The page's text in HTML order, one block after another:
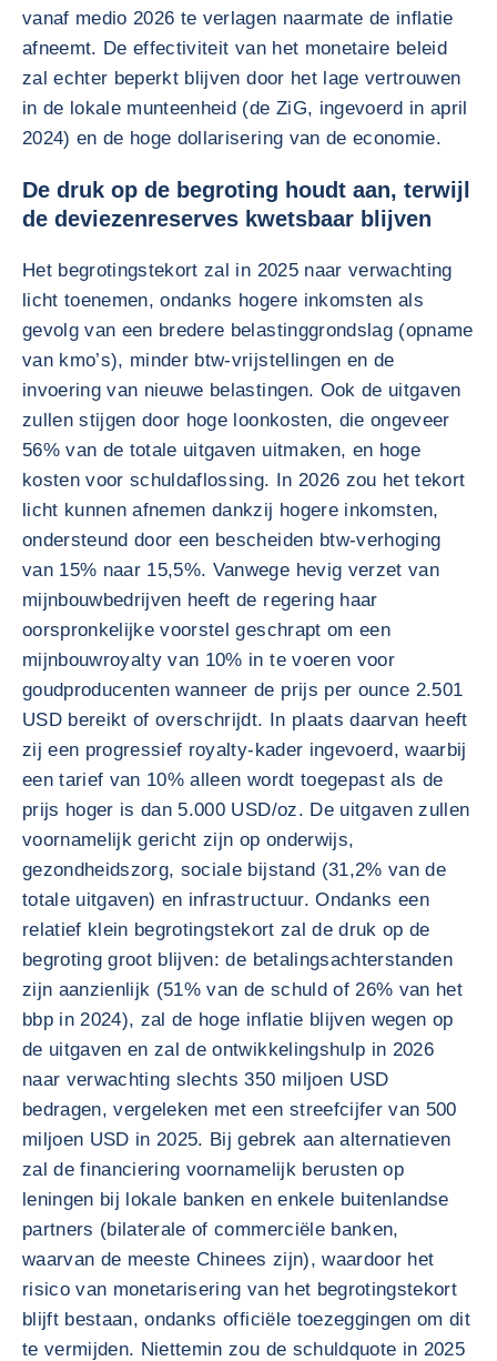
vanaf medio 2026 te verlagen naarmate de inflatie
afneemt. De effectiviteit van het monetaire beleid
zal echter beperkt blijven door het lage vertrouwen
in de lokale munteenheid (de ZiG, ingevoerd in april
2024) en de hoge dollarisering van de economie.
De druk op de begroting houdt aan, terwijl
de deviezenreserves kwetsbaar blijven
Het begrotingstekort zal in 2025 naar verwachting
licht toenemen, ondanks hogere inkomsten als
gevolg van een bredere belastinggrondslag (opname
van kmo’s), minder btw-vrijstellingen en de
invoering van nieuwe belastingen. Ook de uitgaven
zullen stijgen door hoge loonkosten, die ongeveer
56% van de totale uitgaven uitmaken, en hoge
kosten voor schuldaflossing. In 2026 zou het tekort
licht kunnen afnemen dankzij hogere inkomsten,
ondersteund door een bescheiden btw-verhoging
van 15% naar 15,5%. Vanwege hevig verzet van
mijnbouwbedrijven heeft de regering haar
oorspronkelijke voorstel geschrapt om een
mijnbouwroyalty van 10% in te voeren voor
goudproducenten wanneer de prijs per ounce 2.501
USD bereikt of overschrijdt. In plaats daarvan heeft
zij een progressief royalty-kader ingevoerd, waarbij
een tarief van 10% alleen wordt toegepast als de
prijs hoger is dan 5.000 USD/oz. De uitgaven zullen
voornamelijk gericht zijn op onderwijs,
gezondheidszorg, sociale bijstand (31,2% van de
totale uitgaven) en infrastructuur. Ondanks een
relatief klein begrotingstekort zal de druk op de
begroting groot blijven: de betalingsachterstanden
zijn aanzienlijk (51% van de schuld of 26% van het
bbp in 2024), zal de hoge inflatie blijven wegen op
de uitgaven en zal de ontwikkelingshulp in 2026
naar verwachting slechts 350 miljoen USD
bedragen, vergeleken met een streefcijfer van 500
miljoen USD in 2025. Bij gebrek aan alternatieven
zal de financiering voornamelijk berusten op
leningen bij lokale banken en enkele buitenlandse
partners (bilaterale of commerciële banken,
waarvan de meeste Chinees zijn), waardoor het
risico van monetarisering van het begrotingstekort
blijft bestaan, ondanks officiële toezeggingen om dit
te vermijden. Niettemin zou de schuldquote in 2025